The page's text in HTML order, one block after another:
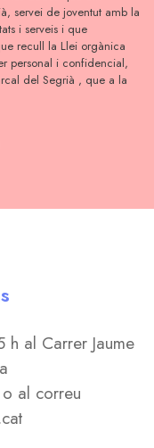
servei de joventut amb la
i serveis i que
recull la Llei orgànica
personal i confidencial,
del Segrià , que a la
h al Carrer Jaume
al correu